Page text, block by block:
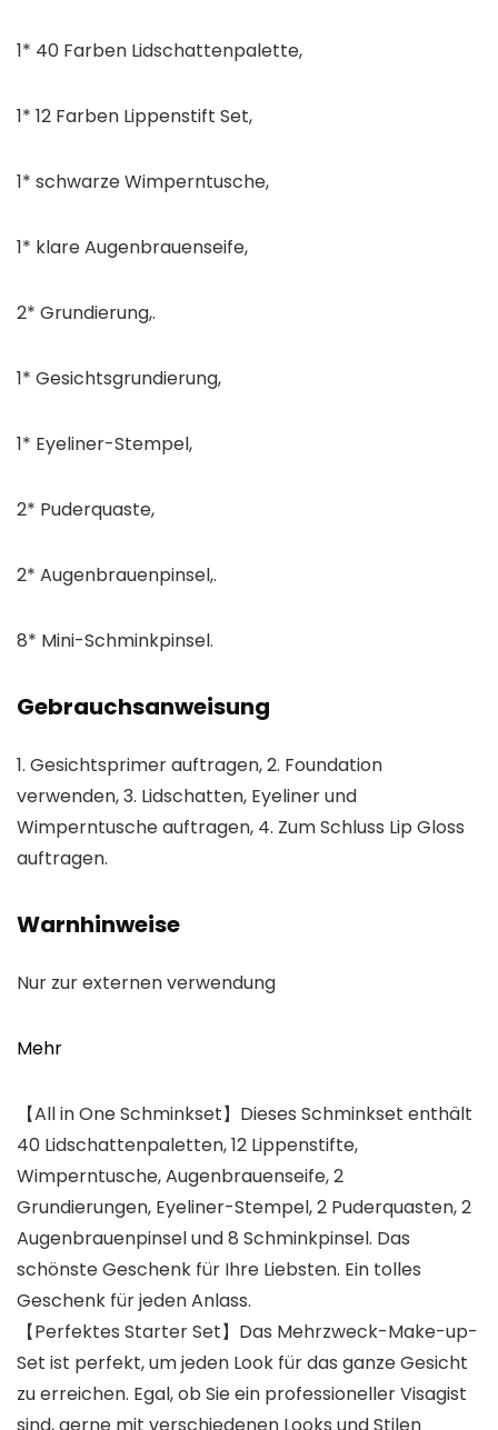
1* 40 Farben Lidschattenpalette,
1* 12 Farben Lippenstift Set,
1* schwarze Wimperntusche,
1* klare Augenbrauenseife,
2* Grundierung,.
1* Gesichtsgrundierung,
1* Eyeliner-Stempel,
2* Puderquaste,
2* Augenbrauenpinsel,.
8* Mini-Schminkpinsel.
Gebrauchsanweisung
1. Gesichtsprimer auftragen, 2. Foundation
verwenden, 3. Lidschatten, Eyeliner und
Wimperntusche auftragen, 4. Zum Schluss Lip Gloss
auftragen.
Warnhinweise
Nur zur externen verwendung
Mehr
【All in One Schminkset】Dieses Schminkset enthält
40 Lidschattenpaletten, 12 Lippenstifte,
Wimperntusche, Augenbrauenseife, 2
Grundierungen, Eyeliner-Stempel, 2 Puderquasten, 2
Augenbrauenpinsel und 8 Schminkpinsel. Das
schönste Geschenk für Ihre Liebsten. Ein tolles
Geschenk für jeden Anlass.
【Perfektes Starter Set】Das Mehrzweck-Make-up-
Set ist perfekt, um jeden Look für das ganze Gesicht
zu erreichen. Egal, ob Sie ein professioneller Visagist
sind, gerne mit verschiedenen Looks und Stilen